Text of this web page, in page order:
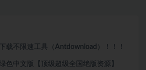
载不限速工具（Antdownload）！！！
色中文版【顶级超级全国绝版资源】